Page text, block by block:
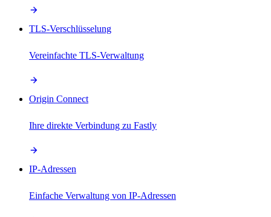
TLS-Verschlüsselung
Vereinfachte TLS-Verwaltung
Origin Connect
Ihre direkte Verbindung zu Fastly
IP-Adressen
Einfache Verwaltung von IP-Adressen